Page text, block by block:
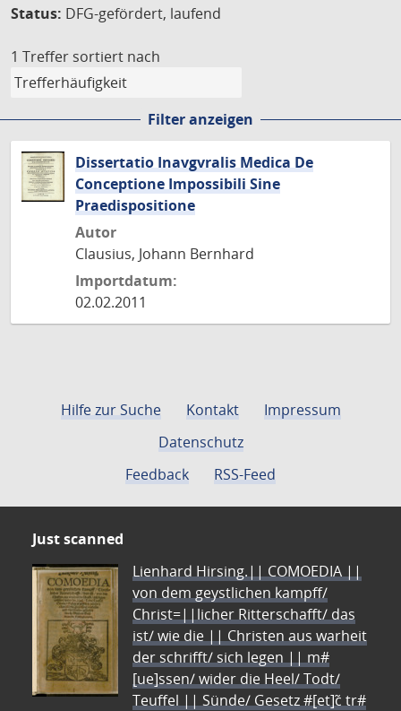
Status: DFG-gefördert, laufend
1 Treffer sortiert nach
Filter anzeigen
Dissertatio Inavgvralis Medica De
Conceptione Impossibili Sine
Praedispositione
Autor
Clausius, Johann Bernhard
Importdatum:
02.02.2011
Hilfe zur Suche Kontakt
Impressum
Datenschutz
Feedback
RSS-Feed
Just scanned
Lienhard Hirsing.|| COMOEDIA ||
von dem geystlichen kampff/
Christ=||licher Ritterschafft/ das
ist/ wie die || Christen aus warheit
der schrifft/ sich legen || m#
[ue]ssen/ wider die Heel/ Todt/
Teuffel || Sünde/ Gesetz #[et]c̃ tr#